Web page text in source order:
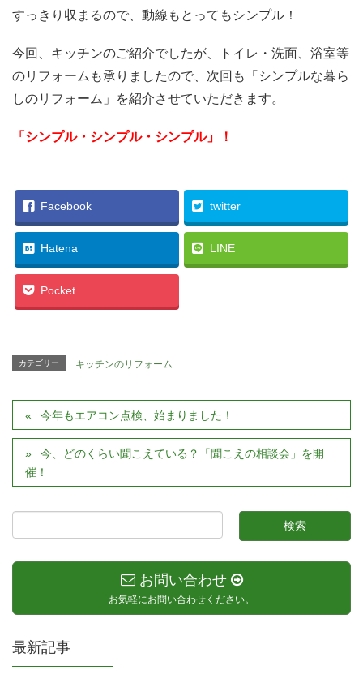
すっきり収まるので、動線もとってもシンプル！
今回、キッチンのご紹介でしたが、トイレ・洗面、浴室等
のリフォームも承りましたので、次回も「シンプルな暮ら
しのリフォーム」を紹介させていただきます。
「シンプル・シンプル・シンプル」！
Facebook twitter
Hatena LINE
Pocket
カテゴリー キッチンのリフォーム
今年もエアコン点検、始まりました！
今、どのくらい聞こえている？「聞こえの相談会」を開
催！
お問い合わせ
お気軽にお問い合わせください。
最新記事